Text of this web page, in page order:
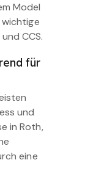
Model
CCS.
für
und
in Roth,
eine